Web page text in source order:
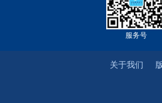
服务号
关于我们